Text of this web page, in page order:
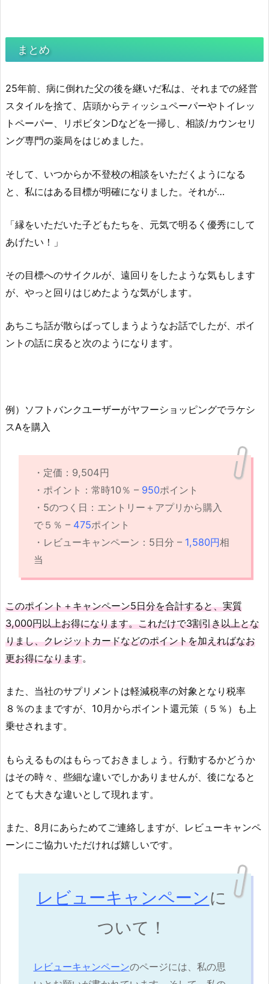
まとめ
25年前、病に倒れた父の後を継いだ私は、それまでの経営
スタイルを捨て、店頭からティッシュペーパーやトイレッ
トペーパー、リポビタンDなどを一掃し、相談/カウンセリ
ング専門の薬局をはじめました。
そして、いつからか不登校の相談をいただくようになる
と、私にはある目標が明確になりました。それが…
「縁をいただいた子どもたちを、元気で明るく優秀にして
あげたい！」
その目標へのサイクルが、遠回りをしたような気もします
が、やっと回りはじめたような気がします。
あちこち話が散らばってしまうようなお話でしたが、ポイ
ントの話に戻ると次のようになります。
例）ソフトバンクユーザーがヤフーショッピングでラケシ
スAを購入
・定価：9,504円
・ポイント：常時10％ – 950ポイント
・5のつく日：エントリー＋アプリから購入
で５％ – 475ポイント
・レビューキャンペーン：5日分 – 1,580円相
当
このポイント＋キャンペーン5日分を合計すると、実質
3,000円以上お得になります。これだけで3割引き以上とな
りまし、クレジットカードなどのポイントを加えればなお
更お得になります。
また、当社のサプリメントは軽減税率の対象となり税率
８％のままですが、10月からポイント還元策（５％）も上
乗せされます。
もらえるものはもらっておきましょう。行動するかどうか
はその時々、些細な違いでしかありませんが、後になると
とても大きな違いとして現れます。
また、8月にあらためてご連絡しますが、レビューキャンペ
ーンにご協力いただければ嬉しいです。
レビューキャンペーンに
ついて！
レビューキャンペーンのページには、私の思